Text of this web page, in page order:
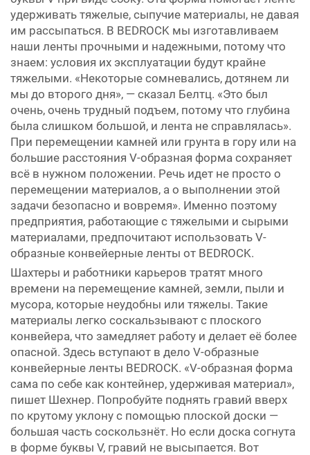
удерживать тяжелые, сыпучие материалы, не давая
им рассыпаться. В BEDROCK мы изготавливаем
наши ленты прочными и надежными, потому что
знаем: условия их эксплуатации будут крайне
тяжелыми. «Некоторые сомневались, дотянем ли
мы до второго дня», — сказал Белтц. «Это был
очень, очень трудный подъем, потому что глубина
была слишком большой, и лента не справлялась».
При перемещении камней или грунта в гору или на
большие расстояния V-образная форма сохраняет
всё в нужном положении. Речь идет не просто о
перемещении материалов, а о выполнении этой
задачи безопасно и вовремя». Именно поэтому
предприятия, работающие с тяжелыми и сырыми
материалами, предпочитают использовать V-
образные конвейерные ленты от BEDROCK.
Шахтеры и работники карьеров тратят много
времени на перемещение камней, земли, пыли и
мусора, которые неудобны или тяжелы. Такие
материалы легко соскальзывают с плоского
конвейера, что замедляет работу и делает её более
опасной. Здесь вступают в дело V-образные
конвейерные ленты BEDROCK. «V-образная форма
сама по себе как контейнер, удерживая материал»,
пишет Шехнер. Попробуйте поднять гравий вверх
по крутому уклону с помощью плоской доски —
большая часть соскользнёт. Но если доска согнута
в форме буквы V, гравий не высыпается. Вот